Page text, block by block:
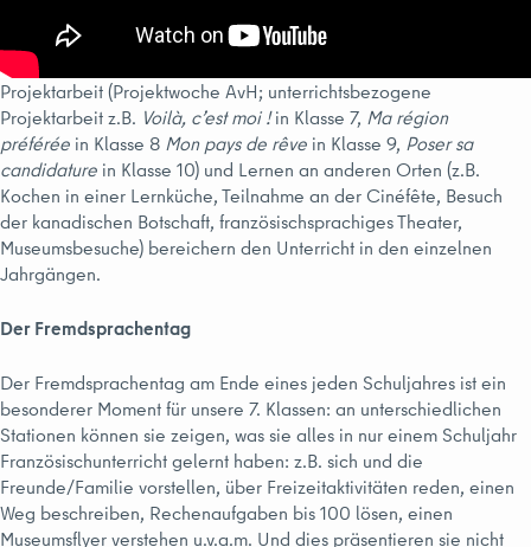
Projektarbeit (Projektwoche AvH; unterrichtsbezogene
Projektarbeit z.B. Voilà, c’est moi !in Klasse 7, Ma région
préférée in Klasse 8 Mon pays de rêve in Klasse 9, Poser sa
candidature in Klasse 10) und Lernen an anderen Orten (z.B.
Kochen in einer Lernküche, Teilnahme an der Cinéfête, Besuch
der kanadischen Botschaft, französischsprachiges Theater,
Museumsbesuche) bereichern den Unterricht in den einzelnen
Jahrgängen.
Der Fremdsprachentag
Der Fremdsprachentag am Ende eines jeden Schuljahres ist ein
besonderer Moment für unsere 7. Klassen: an unterschiedlichen
Stationen können sie zeigen, was sie alles in nur einem Schuljahr
Französischunterricht gelernt haben: z.B. sich und die
Freunde/Familie vorstellen, über Freizeitaktivitäten reden, einen
Weg beschreiben, Rechenaufgaben bis 100 lösen, einen
Museumsflyer verstehen u.v.a.m. Und dies präsentieren sie nicht